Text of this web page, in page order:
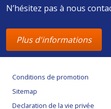
N’hésitez pas à nous
Plus d'informations
Conditions de promotion
Sitemap
Declaration de la vie privée